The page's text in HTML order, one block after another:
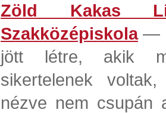
Zöld Kakas
Szakközépiskola—
jött létre, akik
sikertelenek
nézve nem csupán